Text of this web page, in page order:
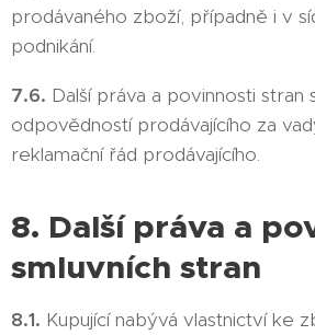
prodávaného zboží, případně i v
podnikání.
7.6. Další práva a povinnosti stran
odpovědností prodávajícího za
reklamační řád prodávajícího.
8. Další práva a
smluvních stran
8.1. Kupující nabývá vlastnictví ke